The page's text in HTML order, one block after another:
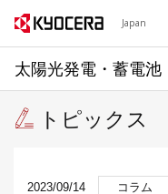
Japan
太陽光発電・蓄電池
トピックス
2023/09/14 コラム